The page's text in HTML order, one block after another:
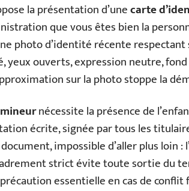
la présentation d’unecarte
que vous êtes bien la
photo d’identité récente
yeux ouverts, expression neutre,
sur la photo stoppe la
nécessite la présence de
écrite, signée par tous les
document, impossible d’aller plus loin
strict évite toute sortie du
essentielle en cas de conflit